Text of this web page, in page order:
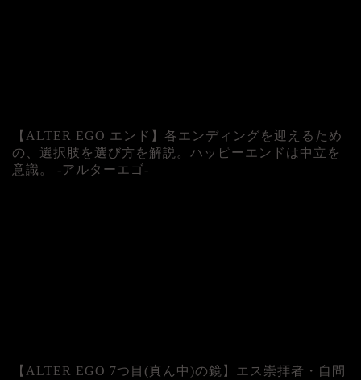
【ALTER EGO エンド】各エンディングを迎えるため
の、選択肢を選び方を解説。ハッピーエンドは中立を
意識。 -アルターエゴ-
【ALTER EGO 7つ目(真ん中)の鏡】エス崇拝者・自問